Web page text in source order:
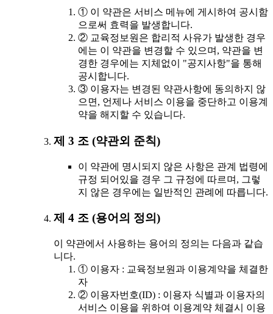
① 이 약관은 서비스 메뉴에 게시하여 공시함
으로써 효력을 발생합니다.
② 교육정보원은 합리적 사유가 발생한 경우
에는 이 약관을 변경할 수 있으며, 약관을 변
경한 경우에는 지체없이 "공지사항"을 통해
공시합니다.
③ 이용자는 변경된 약관사항에 동의하지 않
으면, 언제나 서비스 이용을 중단하고 이용계
약을 해지할 수 있습니다.
제 3 조 (약관외 준칙)
이 약관에 명시되지 않은 사항은 관계 법령에
규정 되어있을 경우 그 규정에 따르며, 그렇
지 않은 경우에는 일반적인 관례에 따릅니다.
제 4 조 (용어의 정의)
이 약관에서 사용하는 용어의 정의는 다음과 같습
니다.
① 이용자 : 교육정보원과 이용계약을 체결한
자
② 이용자번호(ID) : 이용자 식별과 이용자의
서비스 이용을 위하여 이용계약 체결시 이용